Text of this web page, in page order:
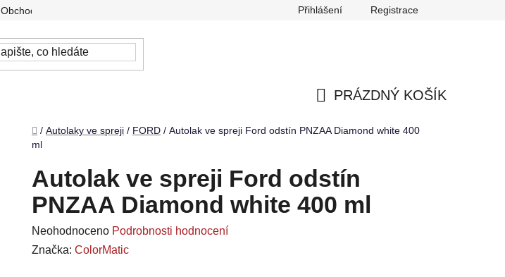
Obchodní podmínky Reklamace Odstoupení od smlouvy
Přihlášení Registrace
PRÁZDNÝ KOŠÍK
Domů
/ Autolaky ve spreji / FORD / Autolak ve spreji Ford odstín PNZAA Diamond white 400
ml
Autolak ve spreji Ford odstín
PNZAA Diamond white 400 ml
Průměrné
hodnocení
Neohodnoceno Podrobnosti hodnocení
Značka: ColorMatic